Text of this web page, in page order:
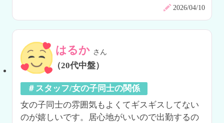
2026/04/10
はるか さん
（20代中盤）
＃スタッフ/女の子同士の関係
女の子同士の雰囲気もよくてギスギスしてない
のが嬉しいです。居心地がいいので出勤するの